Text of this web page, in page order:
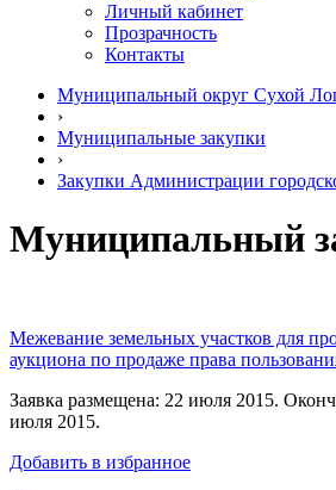
Личный кабинет
Прозрачность
Контакты
Муниципальный округ Сухой
›
Муниципальные закупки
›
Закупки Администрации
Муниципальный
Межевание земельных участков для
аукциона по продаже права
Заявка размещена: 22 июля 2015.
июля 2015.
Добавить в избранное